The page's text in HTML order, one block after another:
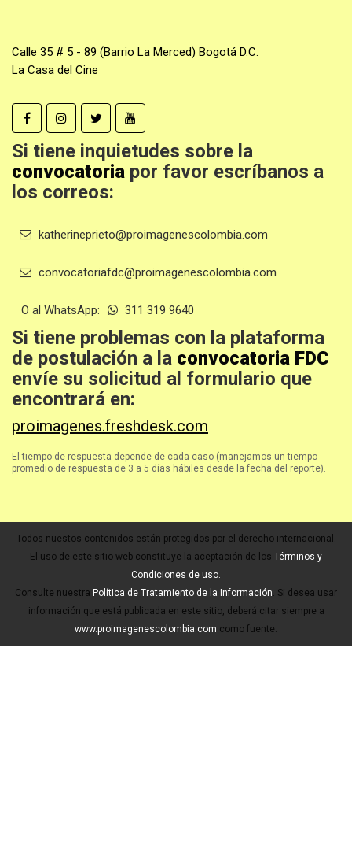
Calle 35 # 5 - 89 (Barrio La Merced) Bogotá D.C.
La Casa del Cine
Si tiene inquietudes sobre la
convocatoria por favor escríbanos a
los correos:
katherineprieto@proimagenescolombia.com
convocatoriafdc@proimagenescolombia.com
O al WhatsApp: 311 319 9640
Si tiene problemas con la plataforma
de postulación a la convocatoria FDC
envíe su solicitud al formulario que
encontrará en:
proimagenes.freshdesk.com
El tiempo de respuesta depende de cada caso (manejamos un tiempo
promedio de respuesta de 3 a 5 días hábiles desde la fecha del reporte).
Todos nuestos contenidos están protegidos por el derecho internacional.
El uso de este sitio web constituye la aceptación de los Términos y
Condiciones de uso.
Consulte nuestra Política de Tratamiento de la Información. Si desea usar
información que está publicada en este sitio, deberá citar siempre a
www.proimagenescolombia.com como fuente.